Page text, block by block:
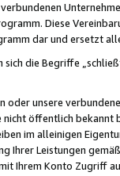
Diese
dar und ersetzt
die Begriffe
unsere
öffentlich
im alleinigen
Ihrer Leistungen
Ihrem Konto